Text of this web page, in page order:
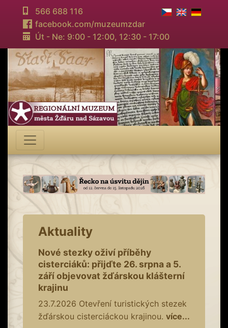
566 688 116
facebook.com/muzeumzdar
Út - Ne: 9:00 - 12:00, 12:30 - 17:00
Aktuality
Nové stezky oživí příběhy
cisterciáků: přijďte 26. srpna a 5.
září objevovat žďárskou klášterní
krajinu
23.7.2026 Otevření turistických stezek
žďárskou cisterciáckou krajinou. více...